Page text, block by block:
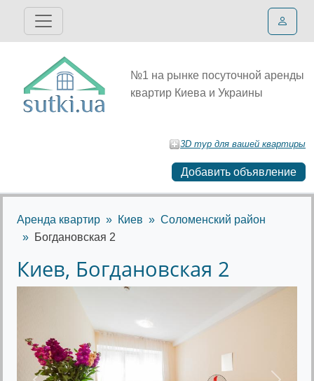
№1 на рынке посуточной аренды
квартир Киева и Украины
3D тур для вашей квартиры
Добавить объявление
Аренда квартир Киев
Соломенский район
Богдановская 2
Киев, Богдановская 2